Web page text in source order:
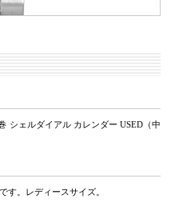
シェルダイアル カレンダー USED（中
す。レディースサイズ。